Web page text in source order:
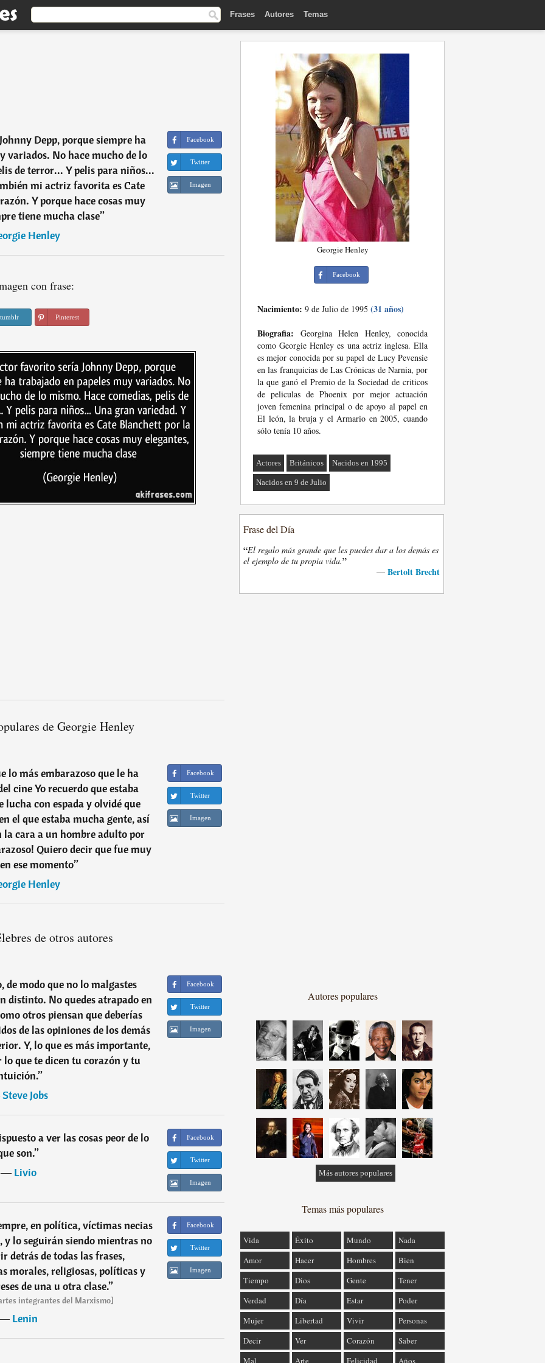
Frases Autores Temas
Depp, porque siempre ha
variados. No hace mucho de lo
de terror... Y pelis para niños...
mi actriz favorita es Cate
Y porque hace cosas muy
tiene mucha clase”
Henley
Facebook
Twitter
Imagen
con frase:
tumblr Pinterest
de Georgie Henley
lo más embarazoso que le ha
cine Yo recuerdo que estaba
lucha con espada y olvidé que
el que estaba mucha gente, así
la cara a un hombre adulto por
Quiero decir que fue muy
ese momento”
Henley
Facebook
Twitter
Imagen
de otros autores
de modo que no lo malgastes
distinto. No quedes atrapado en
otros piensan que deberías
de las opiniones de los demás
Y, lo que es más importante,
lo que te dicen tu corazón y tu
”
Steve Jobs
Facebook
Twitter
Imagen
a ver las cosas peor de lo
son.”
―Livio
Facebook
Twitter
Imagen
en política, víctimas necias
y lo seguirán siendo mientras no
detrás de todas las frases,
morales, religiosas, políticas y
de una u otra clase.”
integrantes del Marxismo]
Lenin
Facebook
Twitter
Imagen
Georgie Henley
Facebook
Nacimiento: 9 de Julio de 1995 (31 años)
Biografia: Georgina Helen Henley, conocida
como Georgie Henley es una actriz inglesa. Ella
es mejor conocida por su papel de Lucy Pevensie
en las franquicias de Las Crónicas de Narnia, por
la que ganó el Premio de la Sociedad de criticos
de peliculas de Phoenix por mejor actuación
joven femenina principal o de apoyo al papel en
El león, la bruja y el Armario en 2005, cuando
sólo tenía 10 años.
Actores Británicos Nacidos en 1995
Nacidos en 9 de Julio
Frase del Día
“El regalo más grande que les puedes dar a los demás es
el ejemplo de tu propia vida.”
— Bertolt Brecht
Autores populares
Más autores populares
Temas más populares
Vida Éxito Mundo
Nada
Amor
Hacer Hombres
Bien
Tiempo
Dios Gente
Tener
Verdad
Día Estar
Poder
Mujer
Libertad Vivir
Personas
Decir
Ver Corazón
Saber
Mal
Arte Felicidad Años